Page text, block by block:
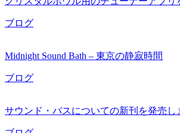
ブログ
Midnight Sound Bath – 東京の静寂時間
ブログ
サウンド・バスについての新刊を発売し